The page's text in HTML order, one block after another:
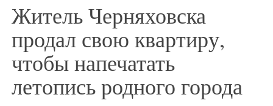
Житель Черняховска
продал свою квартиру,
чтобы напечатать
летопись родного города